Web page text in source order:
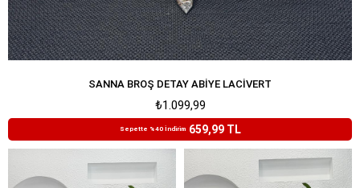
SANNA BROŞ DETAY ABIYE LACIVERT
₺1.099,99
Sepette %40 İndirim 659,99 TL